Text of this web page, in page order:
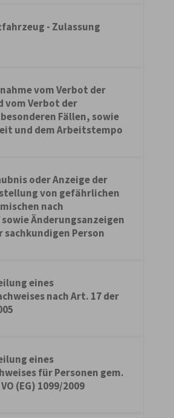
- Zulassung
vom Verbot der
vom Verbot der
Fällen, sowie
und dem Arbeitstempo
oder Anzeige der
von gefährlichen
nach
sowie Änderungsanzeigen
sachkundigen Person
eines
nach Art. 17 der
eines
für Personen gem.
(EG) 1099/2009